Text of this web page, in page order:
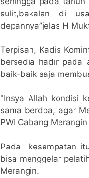
sulit,bakalan di
depannya’’jelas H
Terpisah, Kadis
bersedia hadir pada
baik-baik saja
"Insya Allah kondisi
sama berdoa, agar
PWI Cabang
Pada kesempatan
bisa menggelar
Merangin.